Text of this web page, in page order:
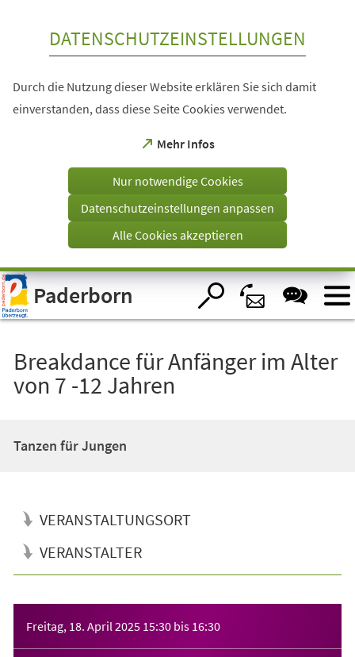
Visuelle
Assistenzsoftware
öffnen.
DATENSCHUTZEINSTELLUNGEN
Durch die Nutzung dieser Website erklären Sie sich damit
einverstanden, dass diese Seite Cookies verwendet.
Mehr Infos
(Öffnet
einem
Tab)
Nur notwendige Cookies
Datenschutzeinstellungen anpassen
Alle Cookies akzeptieren
Paderborn
Breakdance für Anfänger im Alter
von 7 -12 Jahren
Tanzen für Jungen
VERANSTALTUNGSORT
VERANSTALTER
Freitag, 18. April 2025 15:30 bis 16:30